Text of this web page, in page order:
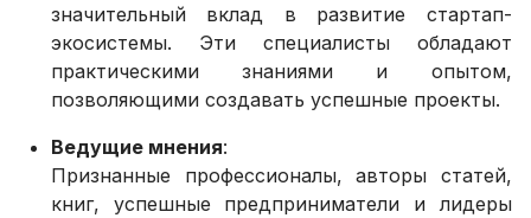
значительный вклад в развитие стартап-
экосистемы. Эти специалисты обладают
практическими знаниями и опытом,
позволяющими создавать успешные проекты.
Ведущие мнения:
Признанные профессионалы, авторы статей,
книг, успешные предприниматели и лидеры